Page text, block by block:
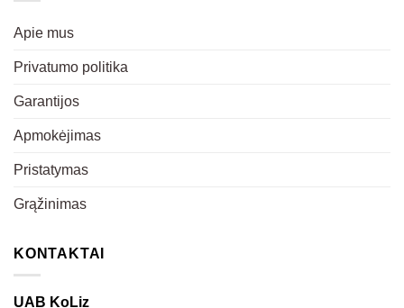
Apie mus
Privatumo politika
Garantijos
Apmokėjimas
Pristatymas
Grąžinimas
KONTAKTAI
UAB KoLiz